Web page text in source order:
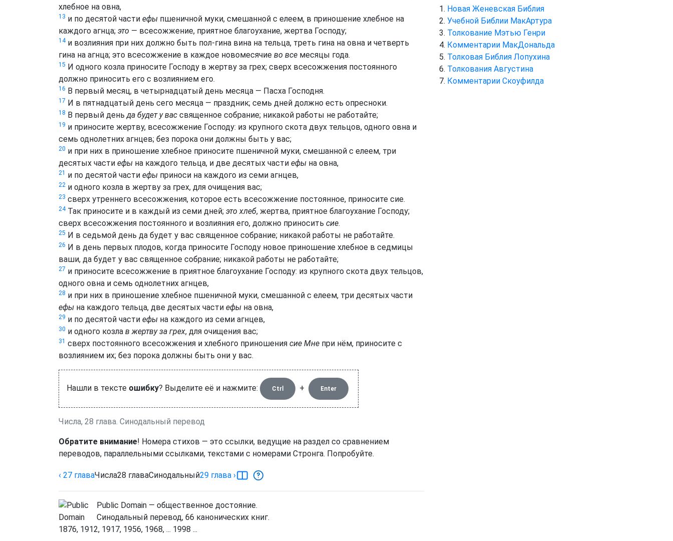
хлебное на овна,
13 и по десятой части ефы пшеничной муки, смешанной с елеем, в приношение хлебное на
каждого агнца; это — всесожжение, приятное благоухание, жертва Господу;
14и возлияния при них должно быть пол-гина вина на тельца, треть гина на овна и четверть
гина на агнца; это всесожжение в каждое новомесячие во все месяцы года.
15 И одного козла приносите Господу в жертву за грех; сверх всесожжения постоянного
должно приносить его с возлиянием его.
16 В первый месяц, в четырнадцатый день месяца — Пасха Господня.
17 И в пятнадцатый день сего месяца — праздник; семь дней должно есть опресноки.
18 В первый деньда будет у вас священное собрание; никакой работы не работайте;
19 и приносите жертву, всесожжение Господу: из крупного скота двух тельцов, одного овна и
семь однолетних агнцев; без порока они должны быть у вас;
20 и при них в приношение хлебное приносите пшеничной муки, смешанной с елеем, три
десятых части ефы на каждого тельца, и две десятых части ефы на овна,
21 и по десятой части ефы приноси на каждого из семи агнцев,
22 и одного козла в жертву за грех, для очищения вас;
23 сверх утреннего всесожжения, которое есть всесожжение постоянное, приносите сие.
24Так приносите и в каждый из семи дней; это хлеб, жертва, приятное благоухание Господу;
сверх всесожжения постоянного и возлияния его, должно приносить сие.
25 И в седьмой день да будет у вас священное собрание; никакой работы не работайте.
26 И в день первых плодов, когда приносите Господу новое приношение хлебное в седмицы
ваши, да будет у вас священное собрание; никакой работы не работайте;
27 и приносите всесожжение в приятное благоухание Господу: из крупного скота двух тельцов,
одного овна и семь однолетних агнцев,
28 и при них в приношение хлебное пшеничной муки, смешанной с елеем, три десятых части
ефы на каждого тельца, две десятых части ефы на овна,
29 и по десятой части ефы на каждого из семи агнцев,
30 и одного козла в жертву за грех, для очищения вас;
31 сверх постоянного всесожжения и хлебного приношения сие Мне при нём, приносите с
возлиянием их; без порока должны быть они у вас.
Нашли в тексте ошибку? Выделите её и нажмите: Ctrl + Enter
Числа, 28 глава. Синодальный перевод
Обратите внимание! Номера стихов — это ссылки, ведущие на раздел со сравнением
переводов, параллельными ссылками, текстами с номерами Стронга. Попробуйте.
‹ 27 главаЧисла28 главаСинодальный29 глава ›
Public Domain — общественное достояние.
Синодальный перевод, 66 канонических книг.
1876, 1912, 1917, 1956, 1968, ... 1998 ...
Новая Женевская Библия
Учебной Библии МакАртура
Толкование Мэтью Генри
Комментарии МакДональда
Толковая Библия Лопухина
Толкования Августина
Комментарии Скоуфилда